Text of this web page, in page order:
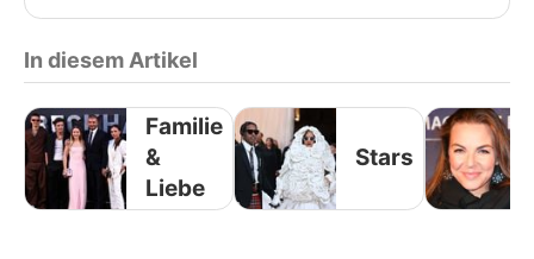
In diesem Artikel
Familie
&
Liebe
Stars